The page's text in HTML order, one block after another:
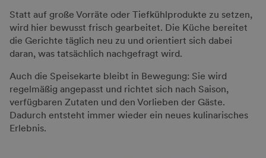
Statt auf große Vorräte oder Tiefkühlprodukte zu setzen,
wird hier bewusst frisch gearbeitet. Die Küche bereitet
die Gerichte täglich neu zu und orientiert sich dabei
daran, was tatsächlich nachgefragt wird.
Auch die Speisekarte bleibt in Bewegung: Sie wird
regelmäßig angepasst und richtet sich nach Saison,
verfügbaren Zutaten und den Vorlieben der Gäste.
Dadurch entsteht immer wieder ein neues kulinarisches
Erlebnis.